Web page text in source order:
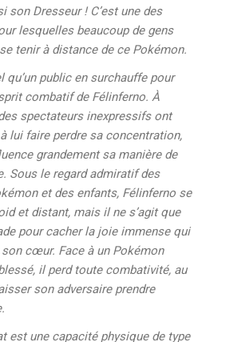
son Dresseur ! C’est une des
lesquelles beaucoup de gens
tenir à distance de ce Pokémon.
qu’un public en surchauffe pour
combatif de Félinferno. À
spectateurs inexpressifs ont
lui faire perdre sa concentration,
grandement sa manière de
Sous le regard admiratif des
et des enfants, Félinferno se
et distant, mais il ne s’agit que
pour cacher la joie immense qui
cœur. Face à un Pokémon
il perd toute combativité, au
son adversaire prendre
est une capacité physique de type